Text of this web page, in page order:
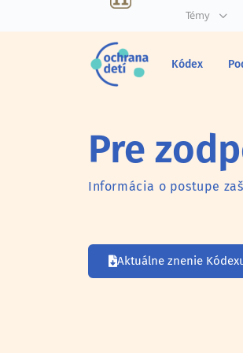
Témy
Kódex
Pre
Informácia o postupe
Aktuálne znenie